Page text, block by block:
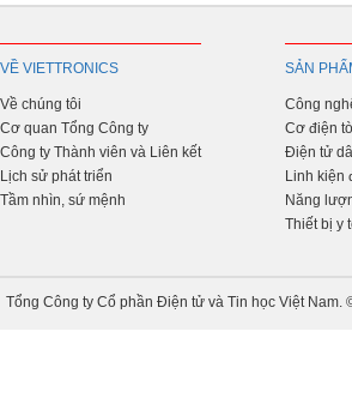
VỀ VIETTRONICS
Về chúng tôi
Cơ quan Tổng Công ty
Công ty Thành viên và Liên kết
Lịch sử phát triển
Tầm nhìn, sứ mệnh
SẢN
Công
Cơ điện
Điện tử
Linh kiện
Năng
Thiết bị y
Tổng Công ty Cổ phần Điện tử và Tin học Việt Nam.